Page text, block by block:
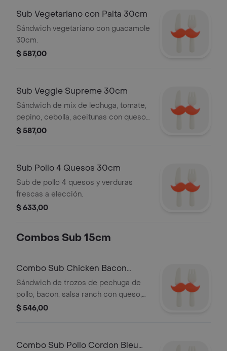
Sub Vegetariano con Palta 30cm
Sándwich vegetariano con guacamole
30cm.
$ 587,00
Sub Veggie Supreme 30cm
Sándwich de mix de lechuga, tomate,
pepino, cebolla, aceitunas con queso,
vegetales, salsas a elección
$ 587,00
Sub Pollo 4 Quesos 30cm
Sub de pollo 4 quesos y verduras
frescas a elección.
$ 633,00
Combos Sub 15cm
Combo Sub Chicken Bacon
Ranch 15cm
Sándwich de trozos de pechuga de
pollo, bacon, salsa ranch con queso,
vegetales, salsas a elección + Bebida
$ 546,00
Combo Sub Pollo Cordon Bleu